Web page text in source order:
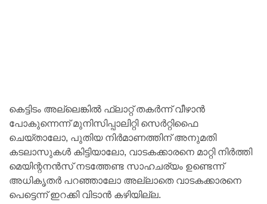
കെട്ടിടം അല്ലെങ്കിൽ ഫ്ലാറ്റ് തകർന്ന് വീഴാൻ
പോകുന്നെന്ന് മുനിസിപ്പാലിറ്റി സെർറ്റിഫൈ
ചെയ്താലോ, പുതിയ നിർമാണത്തിന് അനുമതി
കടലാസുകൾ കിട്ടിയാലോ, വാടകക്കാരനെ മാറ്റി നിർത്തി
മെയിന്റനൻസ് നടത്തേണ്ട സാഹചര്യം ഉണ്ടെന്ന്
അധികൃതർ പറഞ്ഞാലോ അല്ലാതെ വാടകക്കാരനെ
പെട്ടെന്ന് ഇറക്കി വിടാൻ കഴിയില്ല.